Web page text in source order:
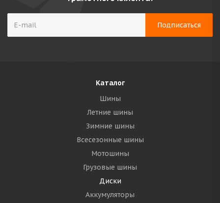
Каталог
Шины
Летние шины
Зимние шины
Всесезонные шины
Мотошины
Грузовые шины
Диски
Аккумуляторы